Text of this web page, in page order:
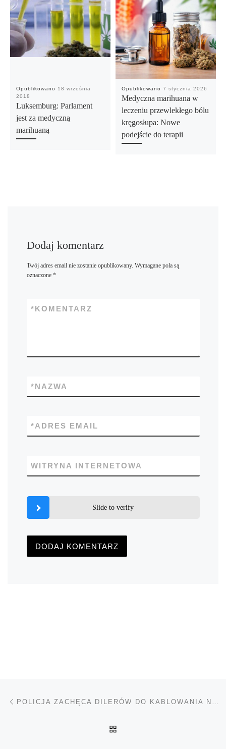
Opublikowano
18 września
2018
Luksemburg: Parlament
jest za medyczną
marihuaną
Opublikowano 7 stycznia 2026
Medyczna marihuana w
leczeniu przewlekłego bólu
kręgosłupa: Nowe
podejście do terapii
Dodaj komentarz
Twój adres email nie zostanie opublikowany. Wymagane pola są
oznaczone *
KOMENTARZ
*
NAZWA
*
ADRES EMAIL
*
WITRYNA INTERNETOWA
Slide to verify
Nawigacja wpisu